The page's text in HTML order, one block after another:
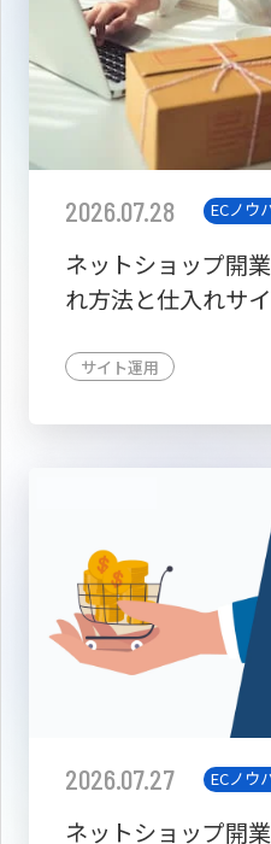
2026.07.28 ECノウ
ネットショップ開
れ方法と仕入れサ
サイト運用
2026.07.27 ECノウ
ネットショップ開